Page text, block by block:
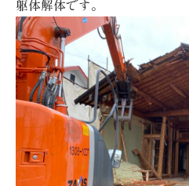
躯体解体です。